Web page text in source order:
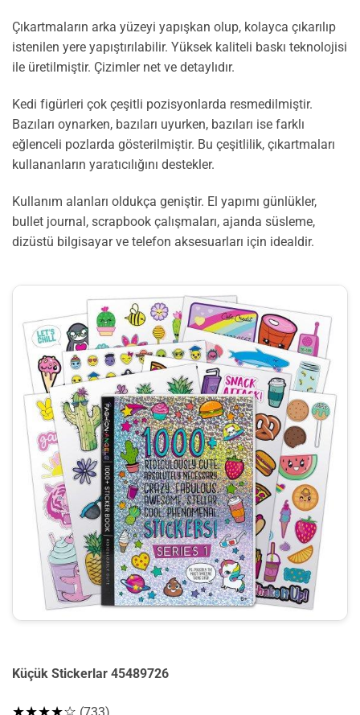
Çıkartmaların arka yüzeyi yapışkan olup, kolayca çıkarılıp
istenilen yere yapıştırılabilir. Yüksek kaliteli baskı teknolojisi
ile üretilmiştir. Çizimler net ve detaylıdır.
Kedi figürleri çok çeşitli pozisyonlarda resmedilmiştir.
Bazıları oynarken, bazıları uyurken, bazıları ise farklı
eğlenceli pozlarda gösterilmiştir. Bu çeşitlilik, çıkartmaları
kullananların yaratıcılığını destekler.
Kullanım alanları oldukça geniştir. El yapımı günlükler,
bullet journal, scrapbook çalışmaları, ajanda süsleme,
dizüstü bilgisayar ve telefon aksesuarları için idealdir.
Küçük Stickerlar 45489726
★★★★☆